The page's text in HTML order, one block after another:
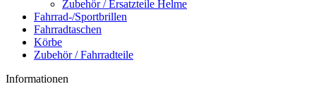
Zubehör / Ersatzteile Helme
Fahrrad-/Sportbrillen
Fahrradtaschen
Körbe
Zubehör / Fahrradteile
Informationen